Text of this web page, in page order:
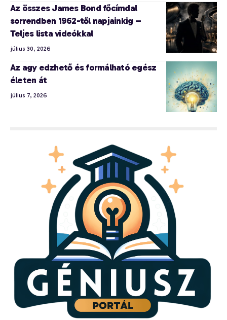
Az összes James Bond főcímdal
sorrendben 1962-től napjainkig –
Teljes lista videókkal
július 30, 2026
Az agy edzhető és formálható egész
életen át
július 7, 2026